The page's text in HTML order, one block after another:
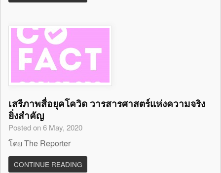
เสรีภาพสื่อยุคโควิด วารสารศาสตร์แห่งความจริง
ยิ่งสำคัญ
Posted on 6 May, 2020
โดย The Reporter
CONTINUE READING